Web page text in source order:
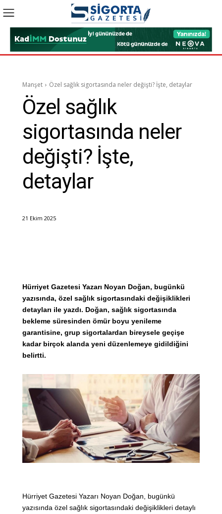
Manşet Özel sağlık sigortasında neler değişti? İşte, detaylar
Özel sağlık
sigortasında neler
değişti? İşte,
detaylar
21 Ekim 2025
Hürriyet Gazetesi Yazarı Noyan Doğan, bugünkü
yazısında, özel sağlık sigortasındaki değişiklikleri
detayları ile yazdı. Doğan, sağlık sigortasında
bekleme süresinden ömür boyu yenileme
garantisine, grup sigortalardan bireysele geçişe
kadar birçok alanda yeni düzenlemeye gidildiğini
belirtti.
Hürriyet Gazetesi Yazarı Noyan Doğan, bugünkü
yazısında özel sağlık sigortasındaki değişiklikleri detaylı